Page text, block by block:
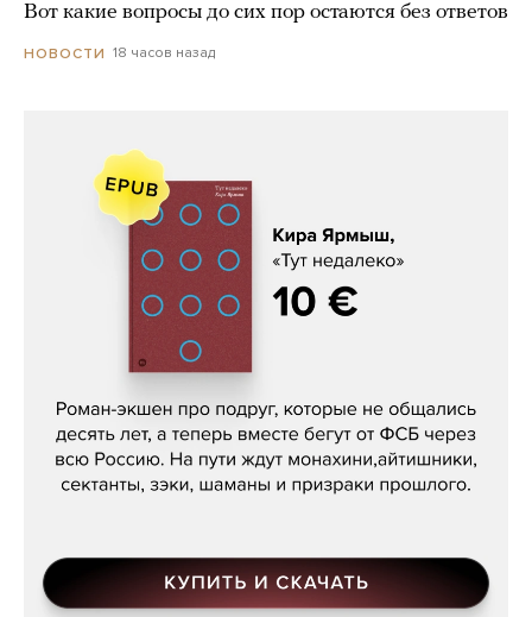
Вот какие вопросы до сих пор остаются без ответов
НОВОСТИ 18 часов назад
Кира Ярмыш, «Тут недалеко»